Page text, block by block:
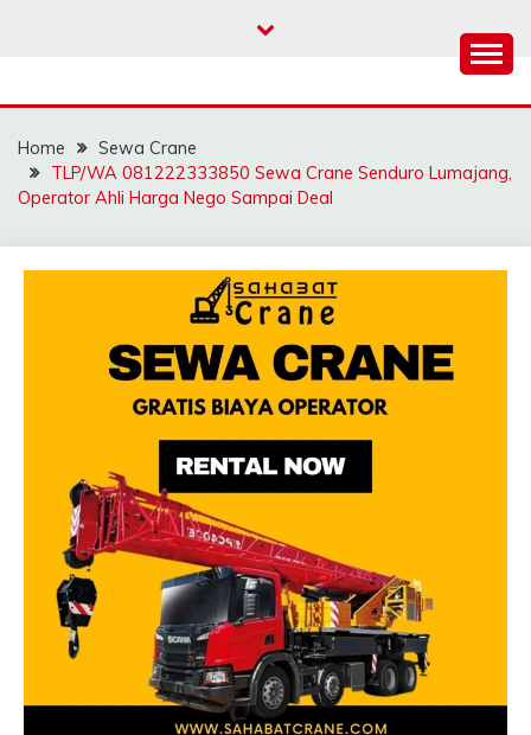
SAHABAT CRANE |
JASA SEWA CRANE |
FORKLIFT | SKYLIFT
Home
Sewa Crane
TLP/WA 081222333850 Sewa Crane Senduro Lumajang,
Operator Ahli Harga Nego Sampai Deal